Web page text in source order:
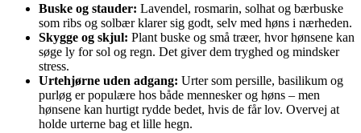
Buske og stauder: Lavendel, rosmarin, solhat og bærbuske
som ribs og solbær klarer sig godt, selv med høns i nærheden.
Skygge og skjul: Plant buske og små træer, hvor hønsene kan
søge ly for sol og regn. Det giver dem tryghed og mindsker
stress.
Urtehjørne uden adgang: Urter som persille, basilikum og
purløg er populære hos både mennesker og høns – men
hønsene kan hurtigt rydde bedet, hvis de får lov. Overvej at
holde urterne bag et lille hegn.